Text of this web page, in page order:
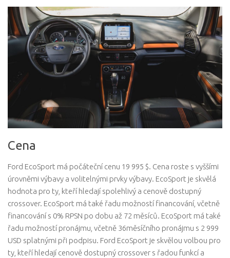
Cena
Ford EcoSport má počáteční cenu 19 995 $. Cena roste s vyššími
úrovněmi výbavy a volitelnými prvky výbavy. EcoSport je skvělá
hodnota pro ty, kteří hledají spolehlivý a cenově dostupný
crossover. EcoSport má také řadu možností financování, včetně
financování s 0% RPSN po dobu až 72 měsíců. EcoSport má také
řadu možností pronájmu, včetně 36měsíčního pronájmu s 2 999
USD splatnými při podpisu. Ford EcoSport je skvělou volbou pro
ty, kteří hledají cenově dostupný crossover s řadou funkcí a